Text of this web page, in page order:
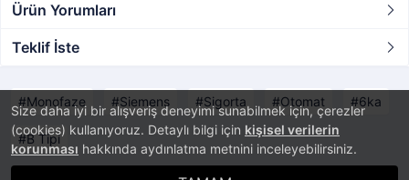
Size daha iyi bir alışveriş deneyimi sunabilmek için, çerezler
(cookies) kullanıyoruz. Detaylı bilgi için kişisel verilerin
korunması hakkında aydınlatma metnini inceleyebilirsiniz.
Ürün Yorumları
Teklif İste
Monofaze Siemens Sigorta Otomat 6ka
B Tipi